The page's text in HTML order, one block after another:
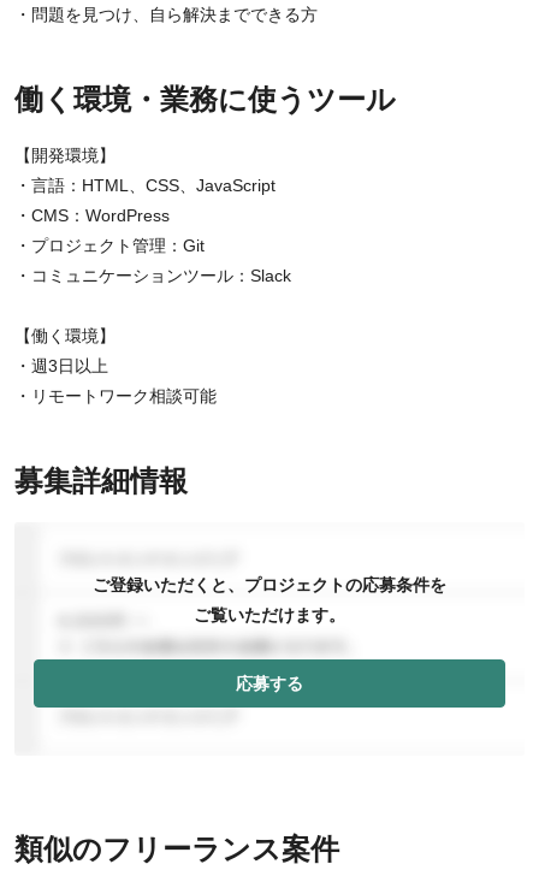
・問題を見つけ、自ら解決までできる方
働く環境・業務に使うツール
【開発環境】
・言語：HTML、CSS、JavaScript
・CMS：WordPress
・プロジェクト管理：Git
・コミュニケーションツール：Slack
【働く環境】
・週3日以上
・リモートワーク相談可能
募集詳細情報
ご登録いただくと、プロジェクトの応募条件を
ご覧いただけます。
応募する
類似のフリーランス案件